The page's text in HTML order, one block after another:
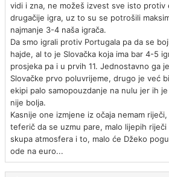
vidi i zna, ne možeš izvest sve isto protiv
drugačije igra, uz to su se potrošili
najmanje 3-4 naša igrača.
Da smo igrali protiv Portugala pa da se
hajde, al to je Slovačka koja ima bar 4-5
prosjeka pa i u prvih 11. Jednostavno ga
Slovačke prvo poluvrijeme, drugo je već
ekipi palo samopouzdanje na nulu jer ih
nije bolja.
Kasnije one izmjene iz očaja nemam
teferič da se uzmu pare, malo lijepih riječi
skupa atmosfera i to, malo će Džeko
ode na euro...